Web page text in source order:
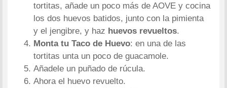
tortitas, añade un poco más de AOVE y cocina
los dos huevos batidos, junto con la pimienta
y el jengibre, y haz huevos revueltos.
Monta tu Taco de Huevo: en una de las
tortitas unta un poco de guacamole.
Añadele un puñado de rúcula.
Ahora el huevo revuelto.